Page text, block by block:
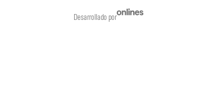
Desarrollado por